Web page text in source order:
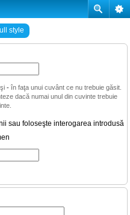
style
- în faţa unui cuvânt ce nu trebuie găsit.
dacă numai unul din cuvinte trebuie
sau foloseşte interogarea introdusă